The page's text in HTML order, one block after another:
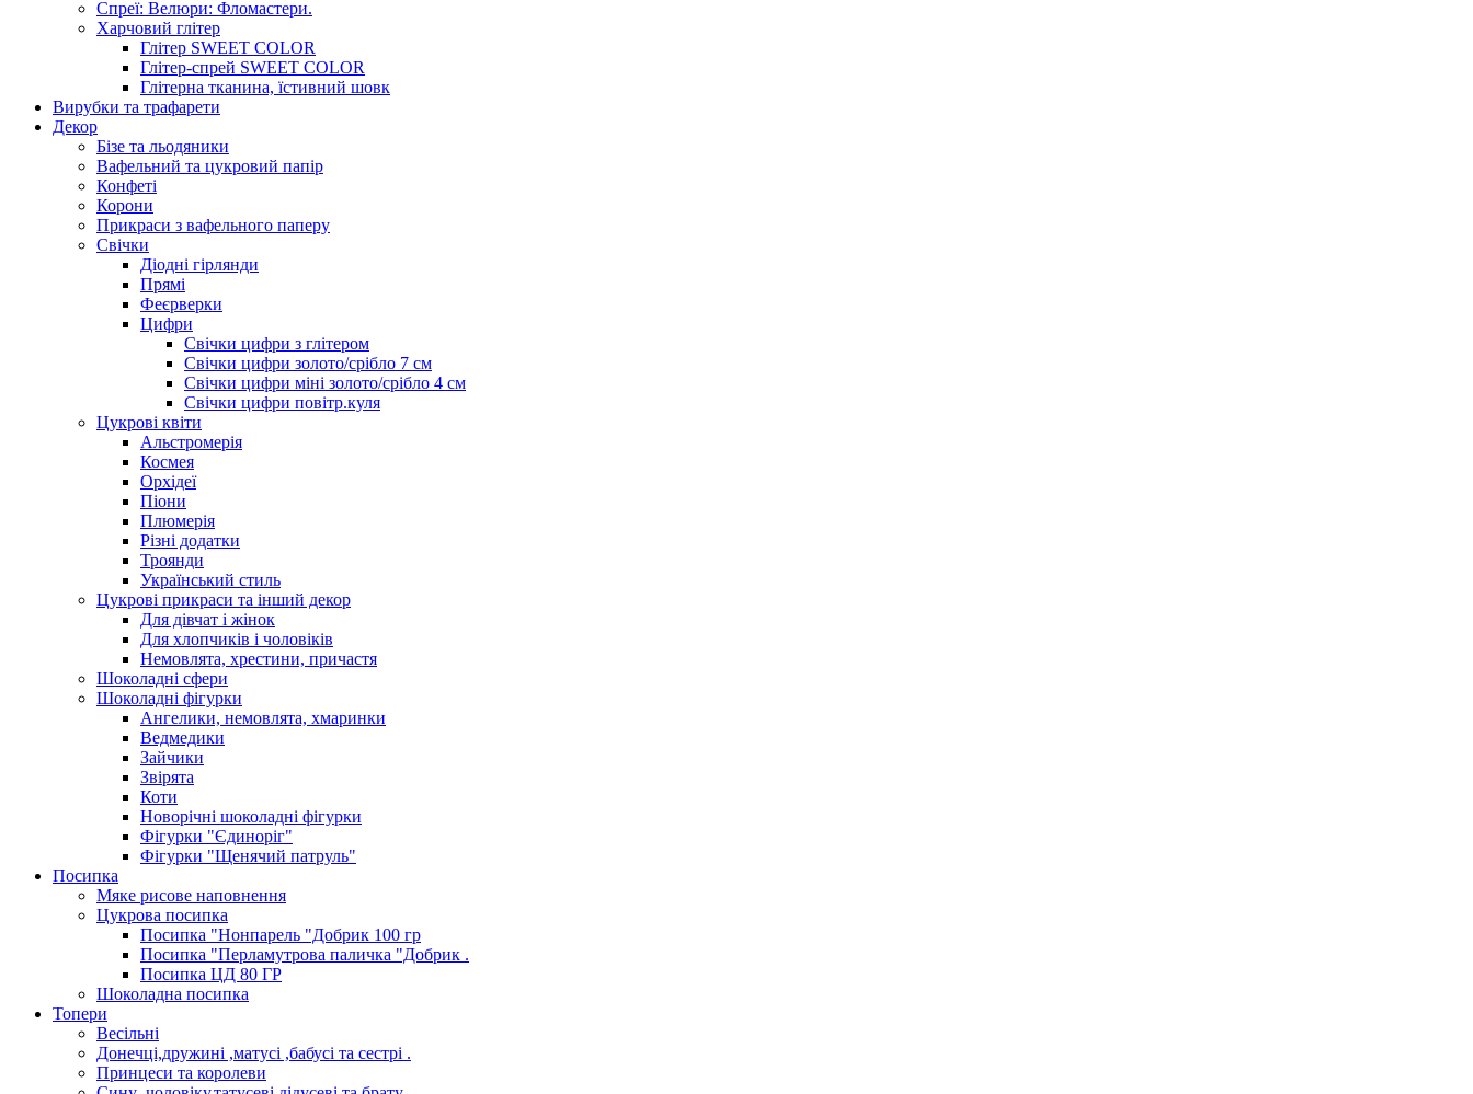
Спреї: Велюри: Фломастери.
Харчовий глітер
Глітер SWEET COLOR
Глітер-спрей SWEET COLOR
Глітерна тканина, їстивний шовк
Вирубки та трафарети
Декор
Бізе та льодяники
Вафельний та цукровий папір
Конфеті
Корони
Прикраси з вафельного паперу
Свічки
Діодні гірлянди
Прямі
Феєрверки
Цифри
Свічки цифри з глітером
Свічки цифри золото/срібло 7 см
Свічки цифри міні золото/срібло 4 см
Свічки цифри повітр.куля
Цукрові квіти
Альстромерія
Космея
Орхідеї
Піони
Плюмерія
Різні додатки
Троянди
Український стиль
Цукрові прикраси та інший декор
Для дівчат і жінок
Для хлопчиків і чоловіків
Немовлята, хрестини, причастя
Шоколадні сфери
Шоколадні фігурки
Ангелики, немовлята, хмаринки
Ведмедики
Зайчики
Звірята
Коти
Новорічні шоколадні фігурки
Фігурки "Єдиноріг"
Фігурки "Щенячий патруль"
Посипка
Мяке рисове наповнення
Цукрова посипка
Посипка "Нонпарель "Добрик 100 гр
Посипка "Перламутрова паличка "Добрик .
Посипка ЦД 80 ГР
Шоколадна посипка
Топери
Весільні
Донечці,дружині ,матусі ,бабусі та сестрі .
Принцеси та королеви